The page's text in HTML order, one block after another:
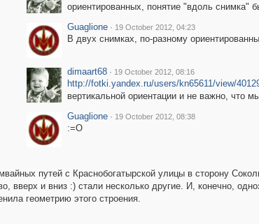
ориентированных, понятие "вдоль снимка"
Guaglione · 19 October 2012, 04:23
В двух снимках, по-разному
dimaart68 · 19 October 2012, 08:16
http://fotki.yandex.ru/users/kn65611/view/
вертикальной ориентации и не важно, что
Guaglione · 19 October 2012, 08:38
:=О
путей с Краснобогатырской улицы в сторону
вверх и вниз :) стали несколько другие. И, конечно,
геометрию этого строения.